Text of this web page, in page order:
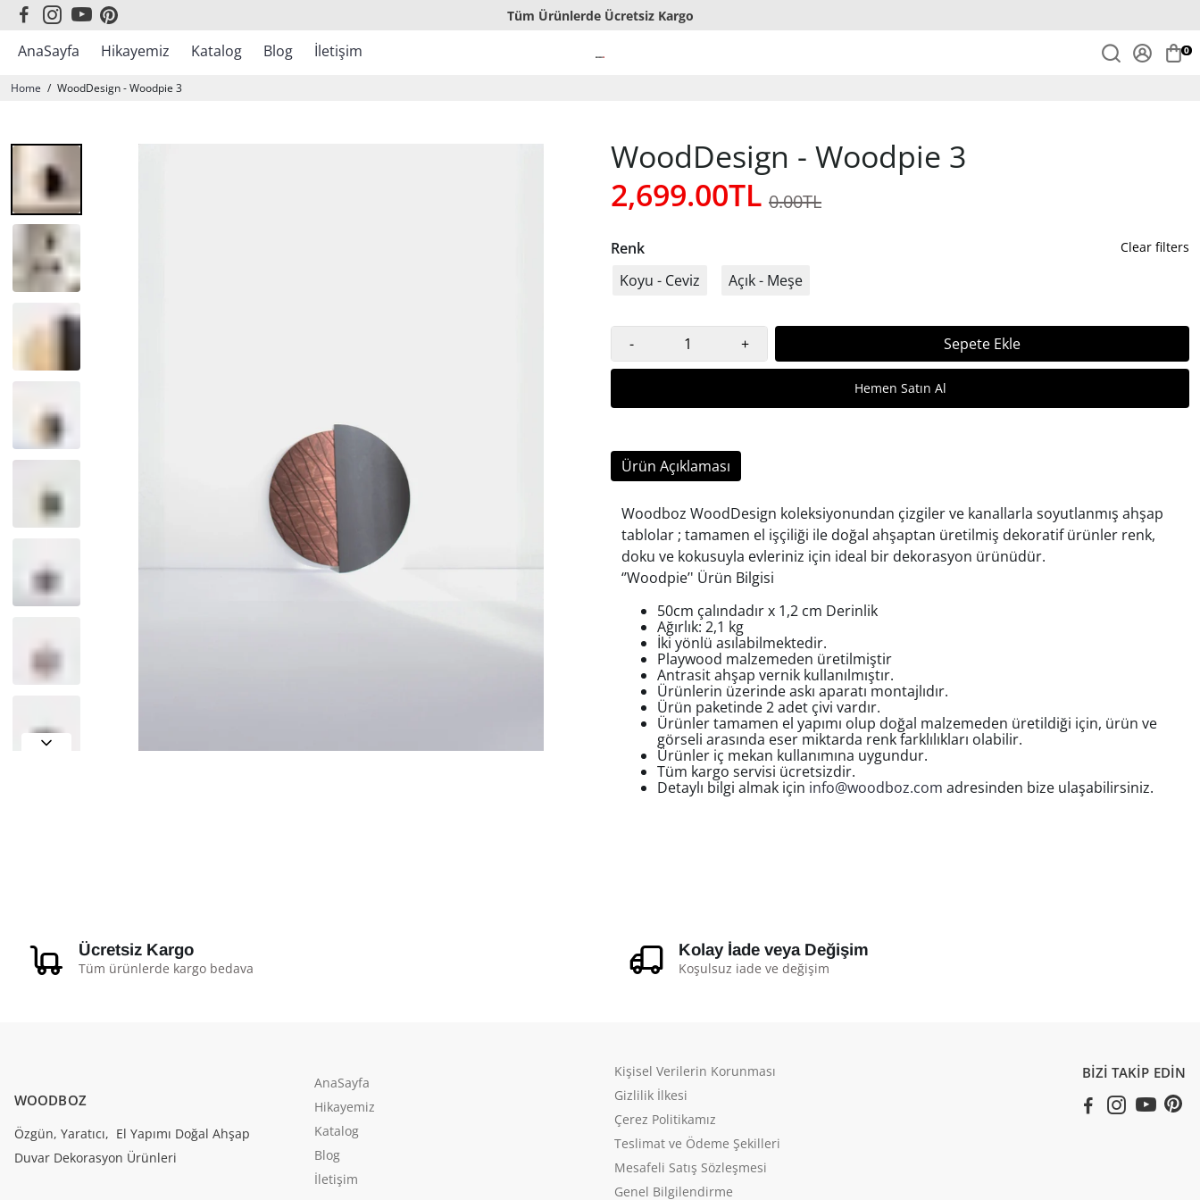
Tüm Ürünlerde Ücretsiz Kargo
AnaSayfa Hikayemiz
Katalog
Blog İletişim 0
Home / WoodDesign - Woodpie 3
WoodDesign - Woodpie 3
2,699.00TL 0.00TL
Renk Clear filters
Koyu - Ceviz Açık - Meşe
- + Sepete Ekle
Ürün Açıklaması
Woodboz WoodDesign koleksiyonundan çizgiler ve kanallarla soyutlanmış ahşap
tablolar ; tamamen el işçiliği ile doğal ahşaptan üretilmiş dekoratif ürünler renk,
doku ve kokusuyla evleriniz için ideal bir dekorasyon ürünüdür.
‘’Woodpie’' Ürün Bilgisi
50cm çalındadır x 1,2 cm Derinlik
Ağırlık: 2,1 kg
İki yönlü asılabilmektedir.
Playwood malzemeden üretilmiştir
Antrasit ahşap vernik kullanılmıştır.
Ürünlerin üzerinde askı aparatı montajlıdır.
Ürün paketinde 2 adet çivi vardır.
Ürünler tamamen el yapımı olup doğal malzemeden üretildiği için, ürün ve
görseli arasında eser miktarda renk farklılıkları olabilir.
Ürünler iç mekan kullanımına uygundur.
Tüm kargo servisi ücretsizdir.
Detaylı bilgi almak için info@woodboz.com adresinden bize ulaşabilirsiniz.
Ücretsiz Kargo
Tüm ürünlerde kargo bedava
Kolay İade veya Değişim
Koşulsuz iade ve değişim
WOODBOZ
Özgün, Yaratıcı, El Yapımı Doğal Ahşap
Duvar Dekorasyon Ürünleri
AnaSayfa
Hikayemiz
Katalog
Blog
İletişim
Kişisel Verilerin Korunması
Gizlilik İlkesi
Çerez Politikamız
Teslimat ve Ödeme Şekilleri
Mesafeli Satış Sözleşmesi
Genel Bilgilendirme
BİZİ TAKİP EDİN